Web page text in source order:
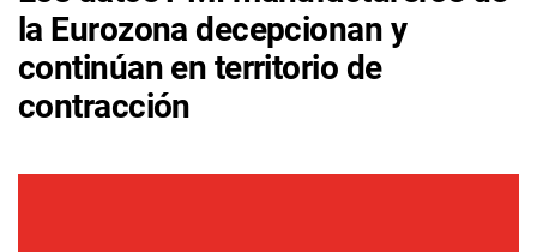
la Eurozona decepcionan y
continúan en territorio de
contracción